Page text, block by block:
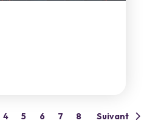
4 5 6 7 8 Suivant